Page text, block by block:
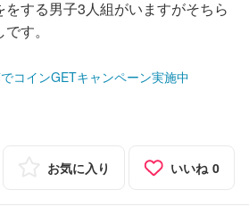
する男子3人組がいますがそちら
す。
コインGETキャンペーン実施中
お気に入り いいね 0